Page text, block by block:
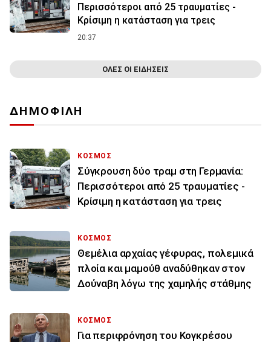
Περισσότεροι από 25 τραυματίες -
Κρίσιμη η κατάσταση για τρεις
20:37
ΟΛΕΣ ΟΙ ΕΙΔΗΣΕΙΣ
ΔΗΜΟΦΙΛΗ
ΚΟΣΜΟΣ
Σύγκρουση δύο τραμ στη Γερμανία:
Περισσότεροι από 25 τραυματίες -
Κρίσιμη η κατάσταση για τρεις
ΚΟΣΜΟΣ
Θεμέλια αρχαίας γέφυρας, πολεμικά
πλοία και μαμούθ αναδύθηκαν στον
Δούναβη λόγω της χαμηλής στάθμης
ΚΟΣΜΟΣ
Για περιφρόνηση του Κογκρέσου